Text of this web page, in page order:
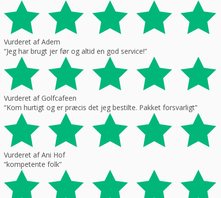
Vurderet af Adem
“Jeg har brugt jer før og altid en god service!”
Vurderet af Golfcafeen
“Kom hurtigt og er præcis det jeg bestilte. Pakket forsvarligt”
Vurderet af Ani Hof
“kompetente folk”